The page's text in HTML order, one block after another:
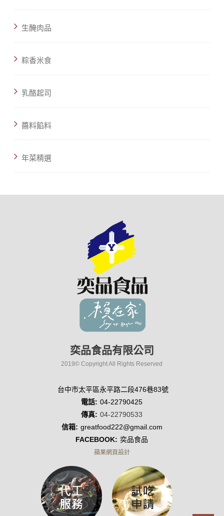
生醃肉品
粽香米食
乳酪起司
醬料餡料
年菜精選
奕品食品有限公司
2019© Copyright All Rights Reserved
台中市太平區永平路二段476巷83號
電話: 04-22790425
傳真: 04-22790533
信箱: greatfood222@gmail.com
FACEBOOK: 奕品食品
蘋果網頁設計